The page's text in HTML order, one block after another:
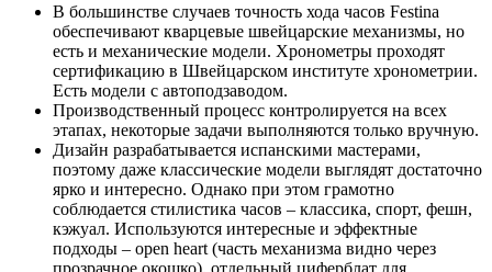
В большинстве случаев точность хода часов Festina
обеспечивают кварцевые швейцарские механизмы, но
есть и механические модели. Хронометры проходят
сертификацию в Швейцарском институте хронометрии.
Есть модели с автоподзаводом.
Производственный процесс контролируется на всех
этапах, некоторые задачи выполняются только вручную.
Дизайн разрабатывается испанскими мастерами,
поэтому даже классические модели выглядят достаточно
ярко и интересно. Однако при этом грамотно
соблюдается стилистика часов – классика, спорт, фешн,
кэжуал. Используются интересные и эффектные
подходы – open heart (часть механизма видно через
прозрачное окошко), отдельный циферблат для